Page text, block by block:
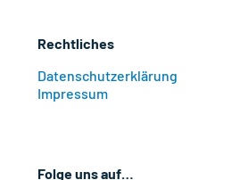
Rechtliches
Datenschutzerklärung
Impressum
Folge uns auf…